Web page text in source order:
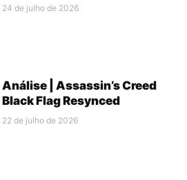
24 de julho de 2026
Análise | Assassin’s Creed
Black Flag Resynced
22 de julho de 2026